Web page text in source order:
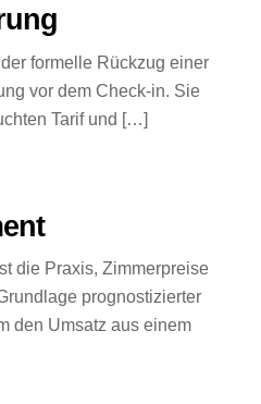
formelle Rückzug einer
vor dem Check-in. Sie
Tarif und […]
die Praxis, Zimmerpreise
prognostizierter
den Umsatz aus einem